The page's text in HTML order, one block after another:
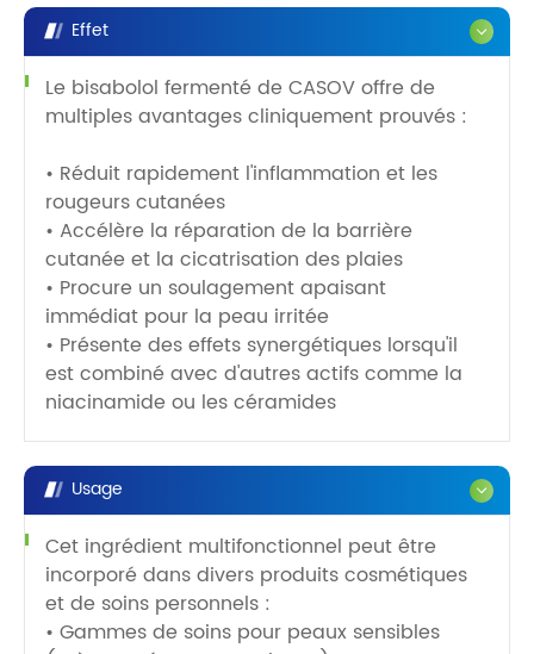
Effet
Le bisabolol fermenté de CASOV offre de
multiples avantages cliniquement prouvés :
• Réduit rapidement l'inflammation et les
rougeurs cutanées
• Accélère la réparation de la barrière
cutanée et la cicatrisation des plaies
• Procure un soulagement apaisant
immédiat pour la peau irritée
• Présente des effets synergétiques lorsqu'il
est combiné avec d'autres actifs comme la
niacinamide ou les céramides
Usage
Cet ingrédient multifonctionnel peut être
incorporé dans divers produits cosmétiques
et de soins personnels :
• Gammes de soins pour peaux sensibles